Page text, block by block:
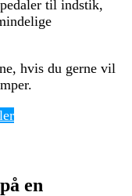
til indstik,
hvis du gerne vil
en